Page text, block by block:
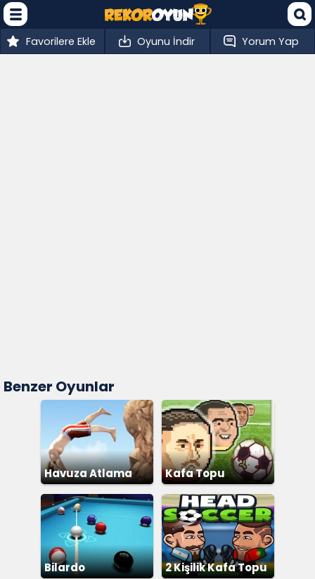
Favorilere Ekle Oyunu İndir Yorum Yap
Benzer Oyunlar
Havuza Atlama Kafa Topu
Bilardo 2 Kişilik Kafa Topu